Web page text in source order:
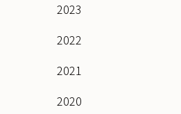
2023
2022
2021
2020